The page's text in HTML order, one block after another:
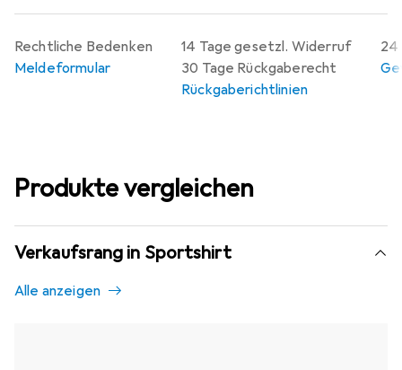
14 Tage gesetzl. Widerruf
30 Tage Rückgaberecht
Rückgaberichtlinien
24
Rechtliche Bedenken
Meldeformular
Produkte vergleichen
Verkaufsrang in Sportshirt
Alle anzeigen